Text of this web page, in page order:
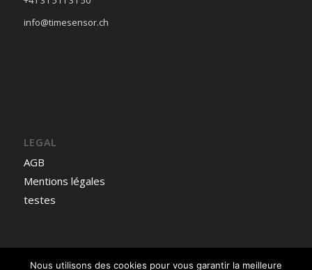
info@timesensor.ch
LEGAL
AGB
Mentions légales
testes
Nous utilisons des cookies pour vous garantir la meilleure